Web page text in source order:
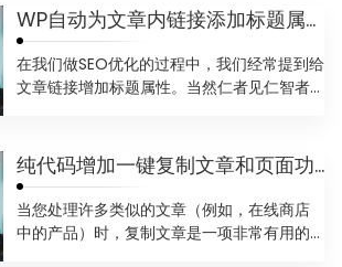
WP自动为文章内链接添加标题属性
在我们做SEO优化的过程中，我们经常提到给
文章链接增加标题属性。当然仁者见仁智者
纯代码增加一键复制文章和页面功能
当您处理许多类似的文章（例如，在线商店
中的产品）时，复制文章是一项非常有用的